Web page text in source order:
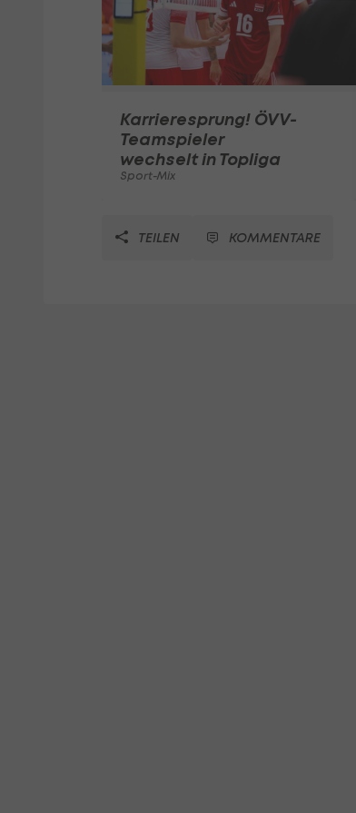
Karrieresprung! ÖVV-
Teamspieler
wechselt in Topliga
Sport-Mix
TEILEN KOMMENTARE